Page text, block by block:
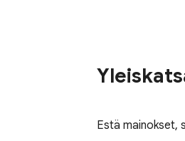
Estä mainokset,